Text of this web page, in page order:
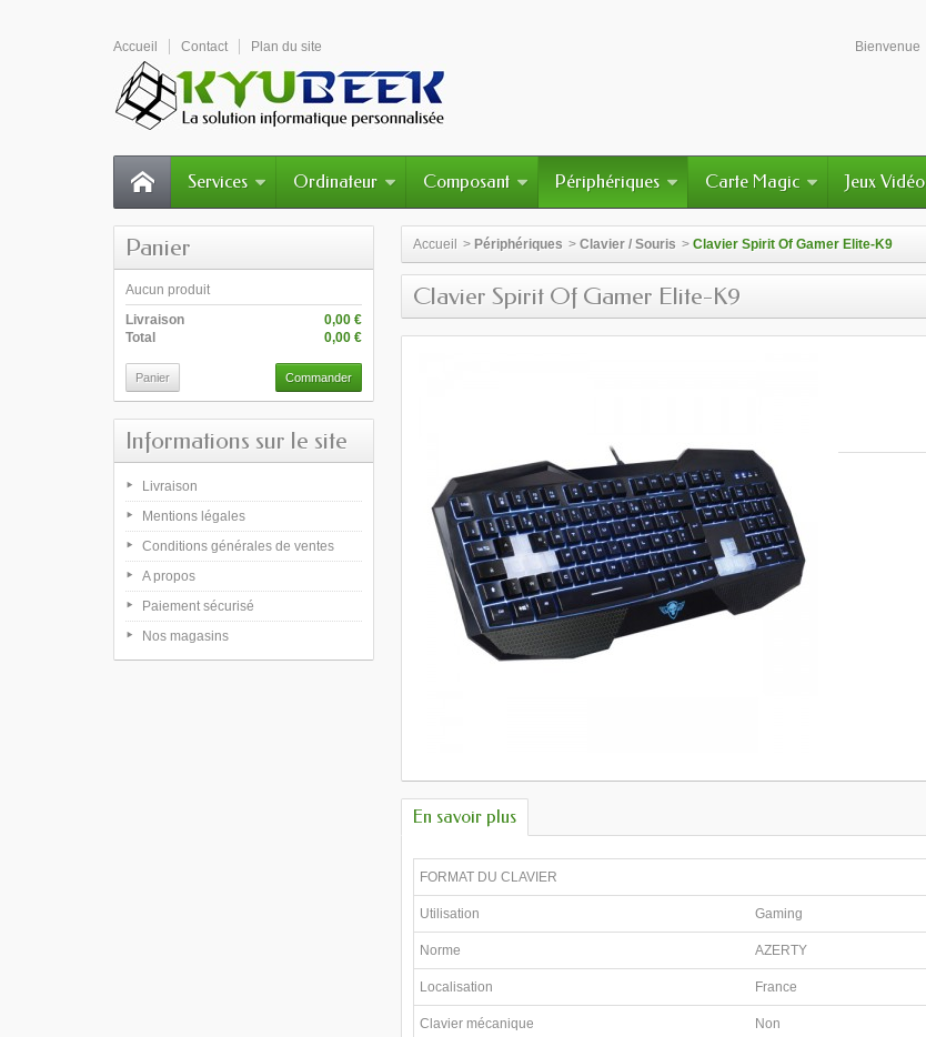
Accueil Contact Plan du site Bienvenue
Services Ordinateur Composant Périphériques Carte Magic Jeux Vidéo
Panier
Aucun produit
0,00 €
Livraison
0,00 €
Total
Panier Commander
Informations sur le site
Livraison
Mentions légales
Conditions générales de ventes
A propos
Paiement sécurisé
Nos magasins
Accueil > Périphériques > Clavier / Souris > Clavier Spirit Of Gamer Elite-K9
Clavier Spirit Of Gamer Elite-K9
En savoir plus
FORMAT DU CLAVIER
Utilisation Gaming
Norme AZERTY
Localisation France
Clavier mécanique Non